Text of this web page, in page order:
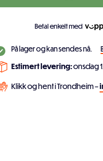
Betal enkelt med
På lager og kan sendes nå.
Estimert levering:onsdag
Klikk og hent i Trondheim –